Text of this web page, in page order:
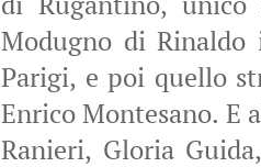
Modugno di
Parigi, e poi quello
Enrico Montesano. E
Ranieri, Gloria